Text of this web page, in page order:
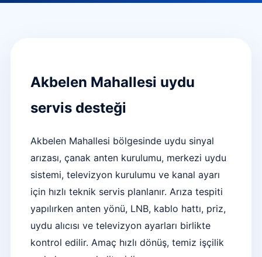
Akbelen Mahallesi uydu
servis desteği
Akbelen Mahallesi bölgesinde uydu sinyal
arızası, çanak anten kurulumu, merkezi uydu
sistemi, televizyon kurulumu ve kanal ayarı
için hızlı teknik servis planlanır. Arıza tespiti
yapılırken anten yönü, LNB, kablo hattı, priz,
uydu alıcısı ve televizyon ayarları birlikte
kontrol edilir. Amaç hızlı dönüş, temiz işçilik